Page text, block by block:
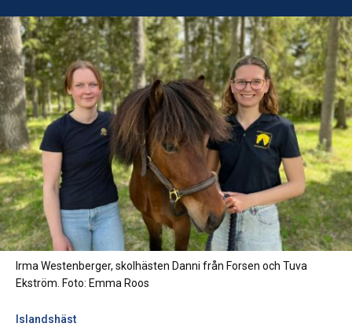
Irma Westenberger, skolhästen Danni från Forsen och Tuva
Ekström. Foto: Emma Roos
Islandshäst